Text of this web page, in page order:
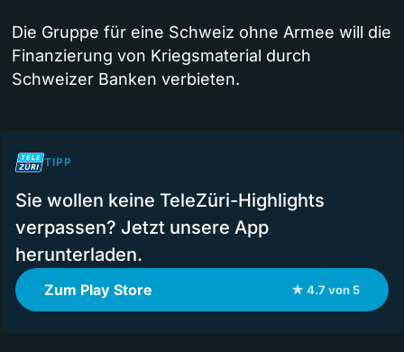
Die Gruppe für eine Schweiz ohne Armee will die
Finanzierung von Kriegsmaterial durch
Schweizer Banken verbieten.
TIPP
Sie wollen keine TeleZüri-Highlights
verpassen? Jetzt unsere App
herunterladen.
Zum Play Store ★ 4.7 von 5